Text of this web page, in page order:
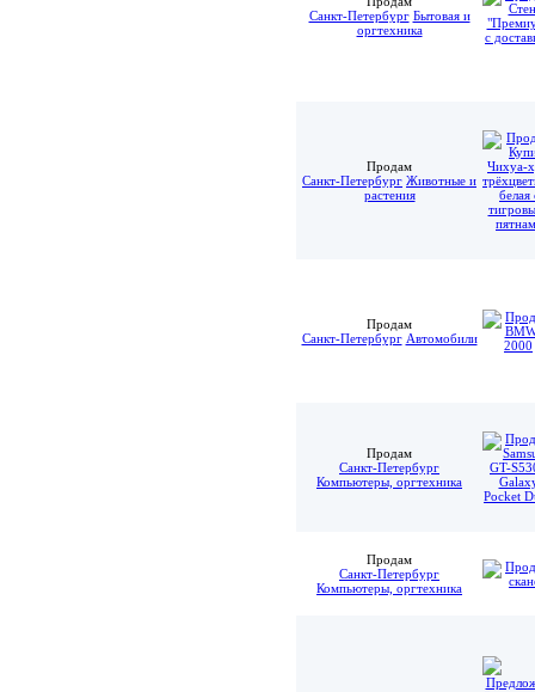
Санкт-Петербург Бытовая и
оргтехника
Продам
Санкт-Петербург Животные и
растения
Продам
Санкт-Петербург Автомобили
Продам
Санкт-Петербург
Компьютеры, оргтехника
Продам
Санкт-Петербург
Компьютеры, оргтехника